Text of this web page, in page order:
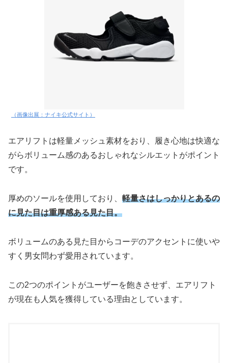
（画像出展：ナイキ公式サイト）
エアリフトは軽量メッシュ素材をおり、履き心地は快適な
がらボリューム感のあるおしゃれなシルエットがポイント
です。
厚めのソールを使用しており、 軽量さはしっかりとあるの
に見た目は重厚感ある見た目。
ボリュームのある見た目からコーデのアクセントに使いや
すく男女問わず愛用されています。
この2つのポイントがユーザーを飽きさせず、エアリフト
が現在も人気を獲得している理由としています。